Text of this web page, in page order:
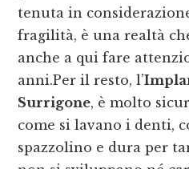
tenuta in
fragilità, è una realtà
anche a qui fare
anni.Per il resto, l’
Surrigone, è molto
come si lavano i denti,
spazzolino e dura per